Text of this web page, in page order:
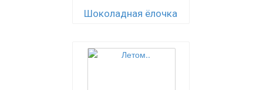
Шоколадная ёлочка